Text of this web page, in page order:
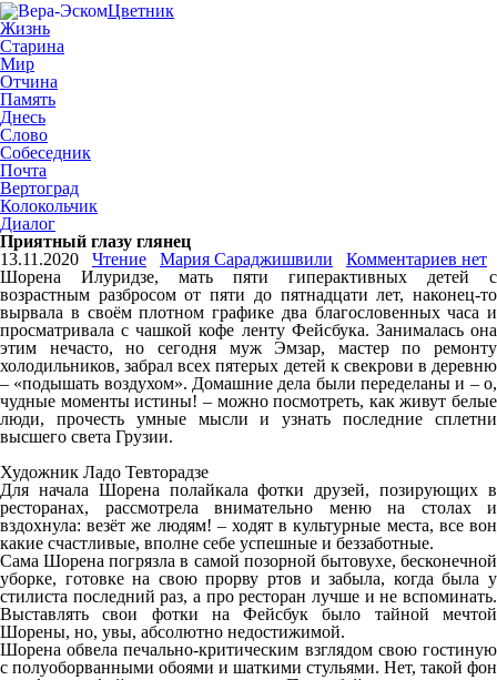
Цветник
Жизнь
Старина
Мир
Отчина
Память
Днесь
Слово
Собеседник
Почта
Вертоград
Колокольчик
Диалог
Приятный глазу глянец
13.11.2020
Чтение Мария Сараджишвили
Комментариев нет
Шорена Илуридзе, мать пяти гиперактивных детей с
возрастным разбросом от пяти до пятнадцати лет, наконец-то
вырвала в своём плотном графике два благословенных часа и
просматривала с чашкой кофе ленту Фейсбука. Занималась она
этим нечасто, но сегодня муж Эмзар, мастер по ремонту
холодильников, забрал всех пятерых детей к свекрови в деревню
– «подышать воздухом». Домашние дела были переделаны и – о,
чудные моменты истины! – можно посмотреть, как живут белые
люди, прочесть умные мысли и узнать последние сплетни
высшего света Грузии.
Художник Ладо Тевторадзе
Для начала Шорена полайкала фотки друзей, позирующих в
ресторанах, рассмотрела внимательно меню на столах и
вздохнула: везёт же людям! – ходят в культурные места, все вон
какие счастливые, вполне себе успешные и беззаботные.
Сама Шорена погрязла в самой позорной бытовухе, бесконечной
уборке, готовке на свою прорву ртов и забыла, когда была у
стилиста последний раз, а про ресторан лучше и не вспоминать.
Выставлять свои фотки на Фейсбук было тайной мечтой
Шорены, но, увы, абсолютно недостижимой.
Шорена обвела печально-критическим взглядом свою гостиную
с полуоборванными обоями и шаткими стульями. Нет, такой фон